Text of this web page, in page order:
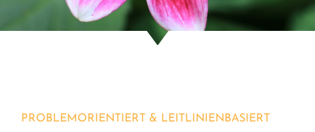
PROBLEMORIENTIERT & LEITLINIENBASIERT